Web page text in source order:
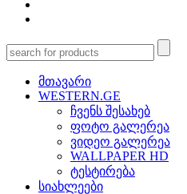
მთავარი
WESTERN.GE
ჩვენს შესახებ
ფოტო გალერეა
ვიდეო გალერეა
WALLPAPER HD
ტესტირება
სიახლეები